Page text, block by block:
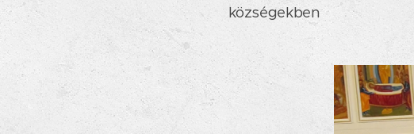
községekben